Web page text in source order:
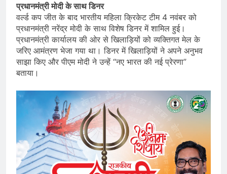
प्रधानमंत्री मोदी के साथ डिनर
वर्ल्ड कप जीत के बाद भारतीय महिला क्रिकेट टीम 4 नवंबर को
प्रधानमंत्री नरेंद्र मोदी के साथ विशेष डिनर में शामिल हुई।
प्रधानमंत्री कार्यालय की ओर से खिलाड़ियों को व्यक्तिगत मेल के
जरिए आमंत्रण भेजा गया था। डिनर में खिलाड़ियों ने अपने अनुभव
साझा किए और पीएम मोदी ने उन्हें “नए भारत की नई प्रेरणा”
बताया।